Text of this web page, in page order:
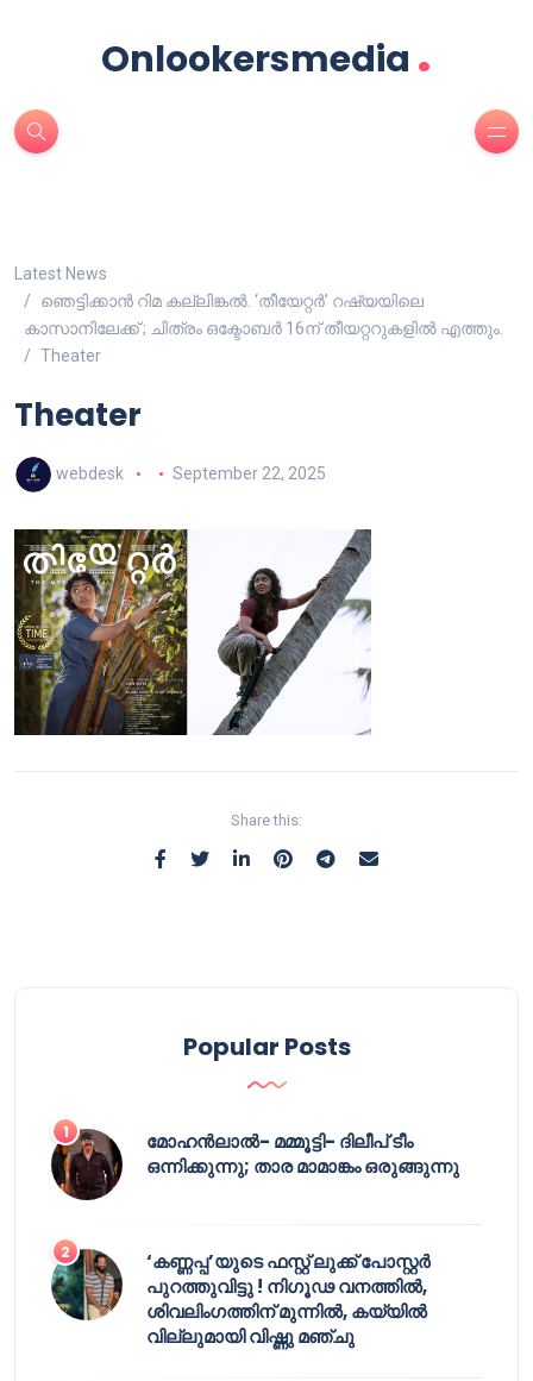
Onlookersmedia .
Latest News
ഞെട്ടിക്കാൻ റിമ കല്ലിങ്കൽ. ‘തീയേറ്റർ’ റഷ്യയിലെ
കാസാനിലേക്ക് ; ചിത്രം ഒക്ടോബർ 16ന് തീയറ്ററുകളിൽ എത്തും.
Theater
Theater
webdesk September 22, 2025
Share this:
Popular Posts
മോഹൻലാൽ- മമ്മൂട്ടി- ദിലീപ് ടീം
ഒന്നിക്കുന്നു; താര മാമാങ്കം ഒരുങ്ങുന്നു
‘കണ്ണപ്പ’യുടെ ഫസ്റ്റ് ലുക്ക് പോസ്റ്റർ
പുറത്തുവിട്ടു ! നിഗൂഢ വനത്തിൽ,
ശിവലിംഗത്തിന് മുന്നിൽ, കയ്യിൽ
വില്ലുമായി വിഷ്ണു മഞ്ചു